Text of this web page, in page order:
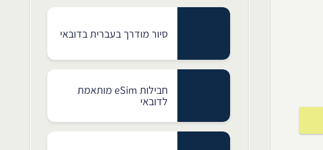
סיור מודרך בעברית בדובאי
חבילות eSim מותאמת
לדובאי